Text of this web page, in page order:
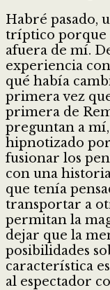
Habré pasado,
tríptico porque
afuera de mí.
experiencia
qué había
primera vez
primera de
preguntan a
hipnotizado
fusionar los
con una
que tenía
transportar a
permitan la
dejar que la
posibilidades
característica
al espectador